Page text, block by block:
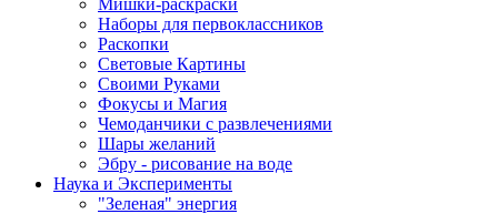
Мишки-раскраски
Наборы для первоклассников
Раскопки
Световые Картины
Своими Руками
Фокусы и Магия
Чемоданчики с развлечениями
Шары желаний
Эбру - рисование на воде
Наука и Эксперименты
"Зеленая" энергия